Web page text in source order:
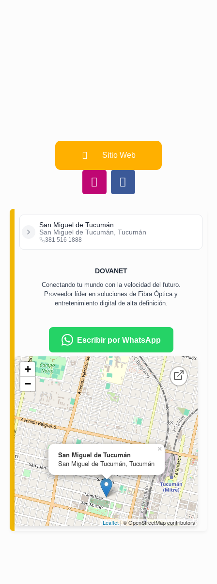
Sitio Web
San Miguel de Tucumán
San Miguel de Tucumán, Tucumán
381 516 1888
DOVANET
Conectando tu mundo con la velocidad del futuro.
Proveedor líder en soluciones de Fibra Óptica y
entretenimiento digital de alta definición.
Escribir por WhatsApp
San Miguel de Tucumán
San Miguel de Tucumán, Tucumán
×
+
−
Leaflet| © OpenStreetMap contributors